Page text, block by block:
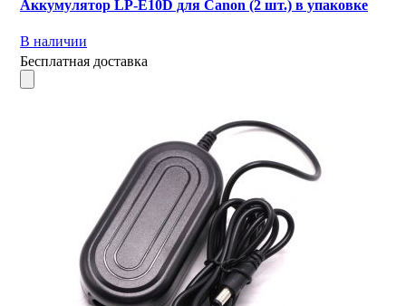
Аккумулятор LP-E10D для Canon (2 шт.) в упаковке
В наличии
Бесплатная доставка